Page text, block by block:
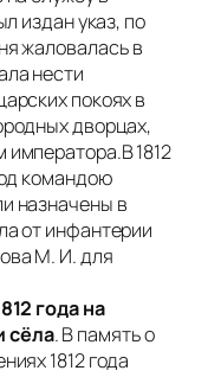
издан указ, по
жаловалась в
нести
покоях в
дворцах,
1812
командою
назначены в
от инфантерии
М. И. для
года на
сёла. В память о
1812 года